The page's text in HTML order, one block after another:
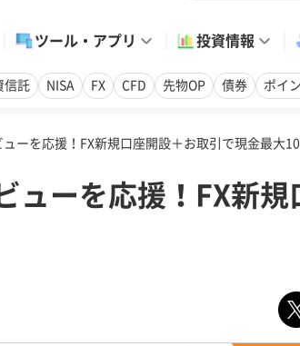
ツール・アプリ 投資情報
信託 NISA FX CFD 先物OP 債券 ポイ
ューを応援！FX新規口座開設＋お取引で現金最大
ューを応援！FX新